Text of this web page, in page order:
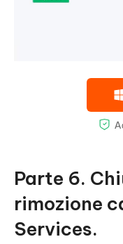
Parte 6.
rimozione
Services.